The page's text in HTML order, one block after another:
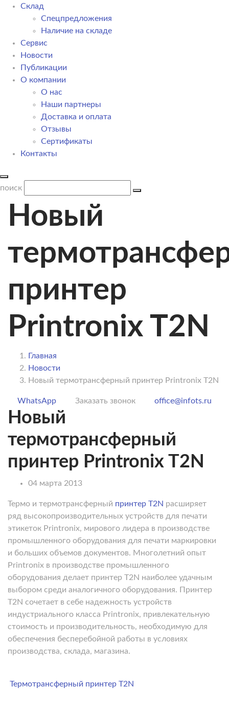
Склад
Спецпредложения
Наличие на складе
Сервис
Новости
Публикации
О компании
О нас
Наши партнеры
Доставка и оплата
Отзывы
Сертификаты
Контакты
поиск
Новый
принтер
Printronix T2N
Главная
Новости
Новый термотрансферный принтер Printronix T2N
WhatsApp Заказать звонок office@infots.ru
Новый
термотрансферный
принтер Printronix T2N
04 марта 2013
Термо и термотрансферный принтер T2N расширяет
ряд высокопроизводительных устройств для печати
этикеток Printronix, мирового лидера в производстве
промышленного оборудования для печати маркировки
и больших объемов документов. Многолетний опыт
Printronix в производстве промышленного
оборудования делает принтер T2N наиболее удачным
выбором среди аналогичного оборудования. Принтер
T2N сочетает в себе надежность устройств
индустриального класса Printronix, привлекательную
стоимость и производительность, необходимую для
обеспечения бесперебойной работы в условиях
производства, склада, магазина.
Термотрансферный принтер T2N